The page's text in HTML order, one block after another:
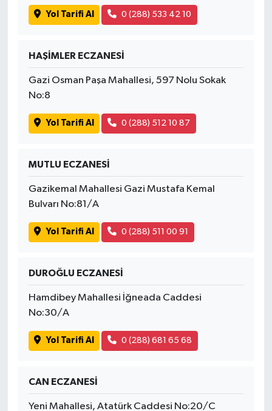
Yol Tarifi Al 0 (288) 533 42 10
HAŞİMLER ECZANESİ
Gazi Osman Paşa Mahallesi, 597 Nolu Sokak
No:8
Yol Tarifi Al 0 (288) 512 10 87
MUTLU ECZANESİ
Gazikemal Mahallesi Gazi Mustafa Kemal
Bulvarı No:81/A
Yol Tarifi Al 0 (288) 511 00 91
DUROĞLU ECZANESİ
Hamdibey Mahallesi İğneada Caddesi
No:30/A
Yol Tarifi Al 0 (288) 681 65 68
CAN ECZANESİ
Yeni Mahallesi, Atatürk Caddesi No:20/C